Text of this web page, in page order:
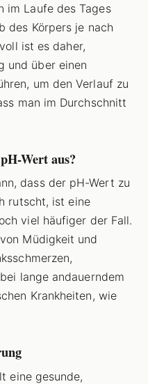
im Laufe des Tages
des Körpers je nach
ist es daher,
und über einen
um den Verlauf zu
man im Durchschnitt
Wert aus?
dass der pH-Wert zu
rutscht, ist eine
viel häufiger der Fall.
Müdigkeit und
lange andauerndem
Krankheiten, wie
eine gesunde,